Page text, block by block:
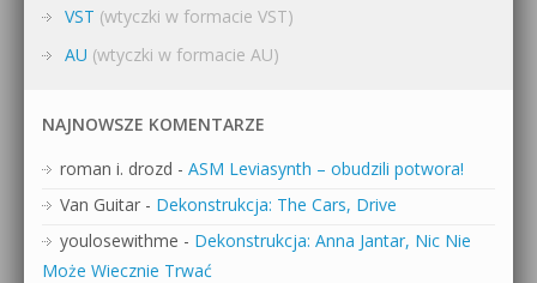
VST (wtyczki w formacie VST)
AU (wtyczki w formacie AU)
NAJNOWSZE KOMENTARZE
roman i. drozd - ASM Leviasynth – obudzili potwora!
Van Guitar - Dekonstrukcja: The Cars, Drive
youlosewithme - Dekonstrukcja: Anna Jantar, Nic Nie
Może Wiecznie Trwać